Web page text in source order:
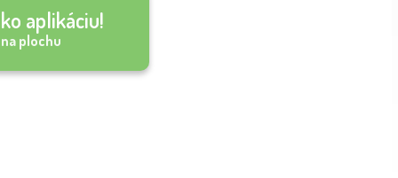
aplikáciu!
plochu